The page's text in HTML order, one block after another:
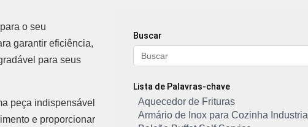
o seu
garantir eficiência,
para seus
peça indispensável
e proporcionar
Buscar
Lista de Palavras-chave
Aquecedor de Frituras
Armário de Inox para Cozinha Industrial